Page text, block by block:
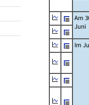
Am
Juni
Im